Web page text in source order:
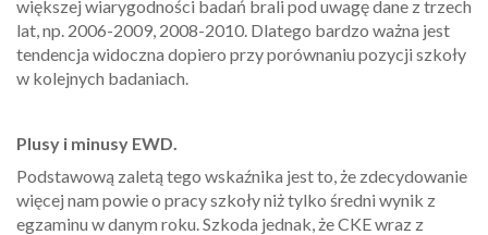
większej wiarygodności badań brali pod uwagę dane z trzech
lat, np. 2006-2009, 2008-2010. Dlatego bardzo ważna jest
tendencja widoczna dopiero przy porównaniu pozycji szkoły
w kolejnych badaniach.
Plusy i minusy EWD.
Podstawową zaletą tego wskaźnika jest to, że zdecydowanie
więcej nam powie o pracy szkoły niż tylko średni wynik z
egzaminu w danym roku. Szkoda jednak, że CKE wraz z